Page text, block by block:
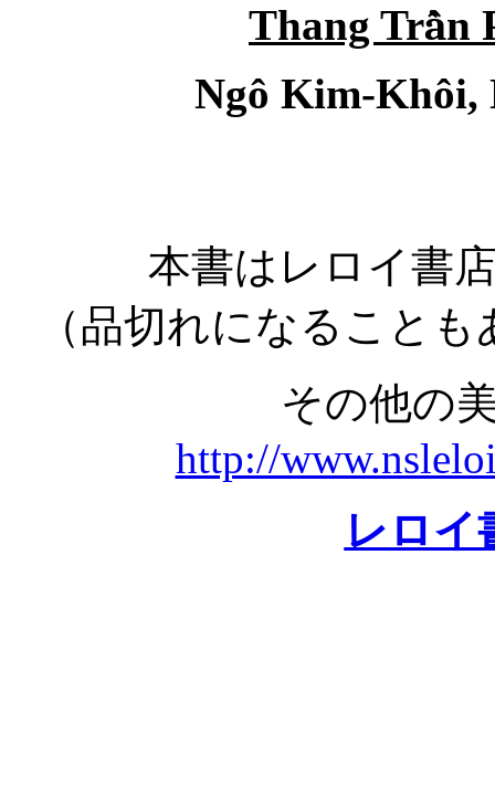
Thang Trần
Ngô Kim-Khôi,
本書はレロイ書
（品切れになること
その他の
http://
レロイ